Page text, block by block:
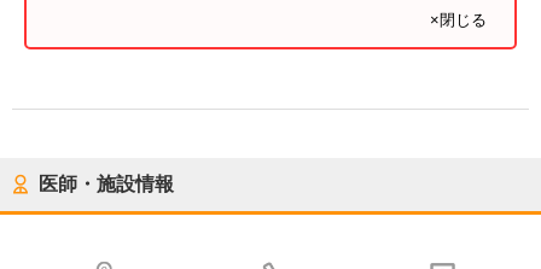
×閉じる
医師・施設情報